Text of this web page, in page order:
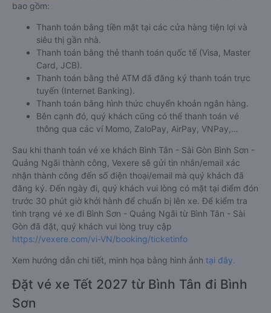
bao gồm:
Thanh toán bằng tiền mặt tại các cửa hàng tiện lợi và
siêu thị gần nhà.
Thanh toán bằng thẻ thanh toán quốc tế (Visa, Master
Card, JCB).
Thanh toán bằng thẻ ATM đã đăng ký thanh toán trực
tuyến (Internet Banking).
Thanh toán bằng hình thức chuyển khoản ngân hàng.
Bên cạnh đó, quý khách cũng có thể thanh toán vé
thông qua các ví Momo, ZaloPay, AirPay, VNPay,…
Sau khi thanh toán vé xe khách Bình Tân - Sài Gòn Bình Sơn -
Quảng Ngãi thành công, Vexere sẽ gửi tin nhắn/email xác
nhận thành công đến số điện thoại/email mà quý khách đã
đăng ký. Đến ngày đi, quý khách vui lòng có mặt tại điểm đón
trước 30 phút giờ khởi hành để chuẩn bị lên xe. Để kiểm tra
tình trạng vé xe đi Bình Sơn - Quảng Ngãi từ Bình Tân - Sài
Gòn đã đặt, quý khách vui lòng truy cập
https://vexere.com/vi-VN/booking/ticketinfo
Xem hướng dẫn chi tiết, minh họa bằng hình ảnh tại đây.
Đặt vé xe Tết 2027 từ Bình Tân đi Bình
Sơn